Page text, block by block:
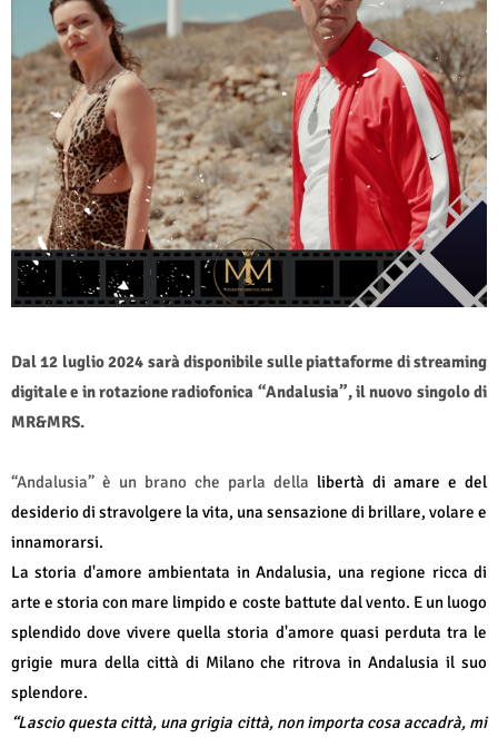
Dal 12 luglio 2024 sarà disponibile sulle piattaforme di streaming
digitale e in rotazione radiofonica “Andalusia”, il nuovo singolo di
MR&MRS.
“Andalusia” è un brano che parla della libertà di amare e del
desiderio di stravolgere la vita, una sensazione di brillare, volare e
innamorarsi.
La storia d'amore ambientata in Andalusia, una regione ricca di
arte e storia con mare limpido e coste battute dal vento. E un luogo
splendido dove vivere quella storia d'amore quasi perduta tra le
grigie mura della città di Milano che ritrova in Andalusia il suo
splendore.
“Lascio questa città, una grigia città, non importa cosa accadrà, mi